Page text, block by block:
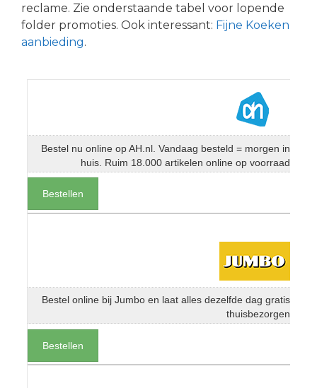
reclame. Zie onderstaande tabel voor lopende
folder promoties. Ook interessant: Fijne Koeken
aanbieding.
Bestel nu online op AH.nl. Vandaag besteld = morgen in
huis. Ruim 18.000 artikelen online op voorraad
Bestellen
Bestel online bij Jumbo en laat alles dezelfde dag gratis
thuisbezorgen
Bestellen